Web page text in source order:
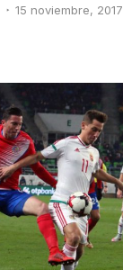
15 noviembre, 2017